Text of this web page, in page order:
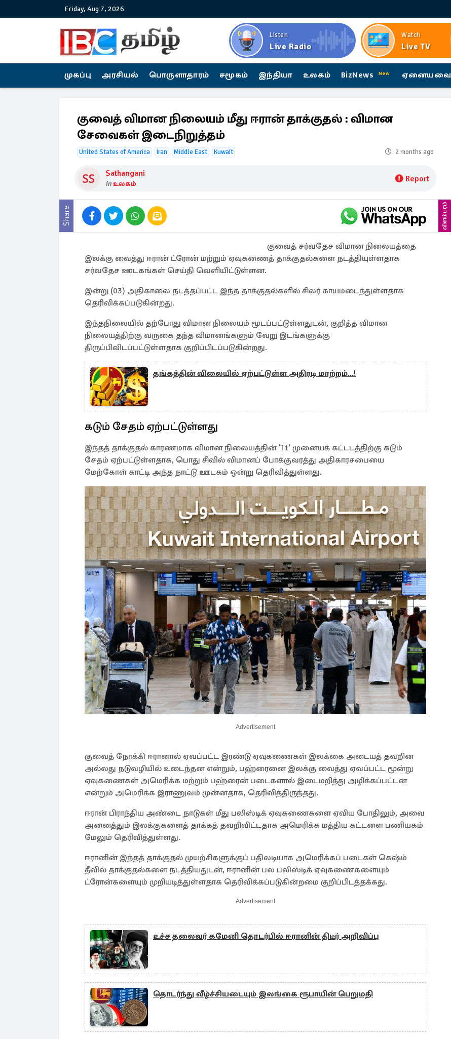
Friday, Aug 7, 2026
Listen
Live Radio
Watch
Live TV
முகப்பு அரசியல் பொருளாதாரம் சமூகம் இந்தியா உலகம் BizNews New ஏனையவை
குவைத் விமான நிலையம் மீது ஈரான் தாக்குதல் : விமான
சேவைகள் இடைநிறுத்தம்
United States of America Iran Middle East Kuwait 2 months ago
Sathangani
inஉலகம் Report
Share விளம்பரம்
குவைத் சர்வதேச விமான நிலையத்தை
இலக்கு வைத்து ஈரான் ட்ரோன் மற்றும் ஏவுகணைத் தாக்குதல்களை நடத்தியுள்ளதாக
சர்வதேச ஊடகங்கள் செய்தி வெளியிட்டுள்ளன.
இன்று (03) அதிகாலை நடத்தப்பட்ட இந்த தாக்குதல்களில் சிலர் காயமடைந்துள்ளதாக
தெரிவிக்கப்படுகின்றது.
இந்தநிலையில் தற்போது விமான நிலையம் மூடப்பட்டுள்ளதுடன், குறித்த விமான
நிலையத்திற்கு வருகை தந்த விமானங்களும் வேறு இடங்களுக்கு
திருப்பிவிடப்பட்டுள்ளதாக குறிப்பிடப்படுகின்றது.
தங்கத்தின் விலையில் ஏற்பட்டுள்ள அதிரடி மாற்றம்...!
கடும் சேதம் ஏற்பட்டுள்ளது
இந்தத் தாக்குதல் காரணமாக விமான நிலையத்தின் 'T1' முனையக் கட்டடத்திற்கு கடும்
சேதம் ஏற்பட்டுள்ளதாக, பொது சிவில் விமானப் போக்குவரத்து அதிகாரசபையை
மேற்கோள் காட்டி அந்த நாட்டு ஊடகம் ஒன்று தெரிவித்துள்ளது.
Advertisement
குவைத் நோக்கி ஈரானால் ஏவப்பட்ட இரண்டு ஏவுகணைகள் இலக்கை அடையத் தவறின
அல்லது நடுவழியில் உடைந்தன என்றும், பஹ்ரைனை இலக்கு வைத்து ஏவப்பட்ட மூன்று
ஏவுகணைகள் அமெரிக்க மற்றும் பஹ்ரைன் படைகளால் இடைமறித்து அழிக்கப்பட்டன
என்றும் அமெரிக்க இராணுவம் முன்னதாக, தெரிவித்திருந்தது.
ஈரான் பிராந்திய அண்டை நாடுகள் மீது பலிஸ்டிக் ஏவுகணைகளை ஏவிய போதிலும், அவை
அனைத்தும் இலக்குகளைத் தாக்கத் தவறிவிட்டதாக அமெரிக்க மத்திய கட்டளை பணியகம்
மேலும் தெரிவித்துள்ளது.
ஈரானின் இந்தத் தாக்குதல் முயற்சிகளுக்குப் பதிலடியாக அமெரிக்கப் படைகள் கெஷ்ம்
தீவில் தாக்குதல்களை நடத்தியதுடன், ஈரானின் பல பலிஸ்டிக் ஏவுகணைகளையும்
ட்ரோன்களையும் முறியடித்துள்ளதாக தெரிவிக்கப்படுகின்றமை குறிப்பிடத்தக்கது.
Advertisement
உச்ச தலைவர் கமேனி தொடர்பில் ஈரானின் திடீர் அறிவிப்பு
தொடர்ந்து வீழ்ச்சியடையும் இலங்கை ரூபாயின் பெறுமதி